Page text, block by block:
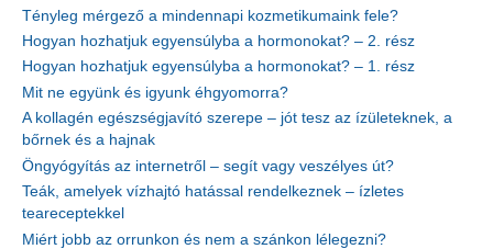
Tényleg mérgező a mindennapi kozmetikumaink fele?
Hogyan hozhatjuk egyensúlyba a hormonokat? – 2. rész
Hogyan hozhatjuk egyensúlyba a hormonokat? – 1. rész
Mit ne együnk és igyunk éhgyomorra?
A kollagén egészségjavító szerepe – jót tesz az ízületeknek, a
bőrnek és a hajnak
Öngyógyítás az internetről – segít vagy veszélyes út?
Teák, amelyek vízhajtó hatással rendelkeznek – ízletes
teareceptekkel
Miért jobb az orrunkon és nem a szánkon lélegezni?